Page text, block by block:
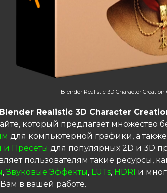
Blender Realistic 3D Character Creation
Blender Realistic 3D Character
который предлагает множество
для компьютерной графики, а также
и Пресеты для популярных 2D и 3D
пользователям такие ресурсы,
,Звуковые Эффекты, LUTs, HDRI и
в вашей работе.